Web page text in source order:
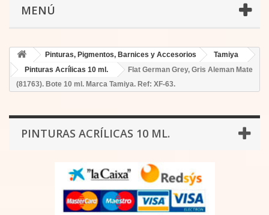
MENÚ
Pinturas, Pigmentos, Barnices y Accesorios
Tamiya
Pinturas Acrílicas 10 ml.
Flat German Grey, Gris Aleman Mate
(81763). Bote 10 ml. Marca Tamiya. Ref: XF-63.
PINTURAS ACRÍLICAS 10 ML.